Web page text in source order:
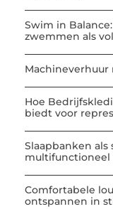
Swim in
zwemmen als
Hoe
biedt voor
Slaapbanken
multifunctioneel
Comfortabele
ontspannen in